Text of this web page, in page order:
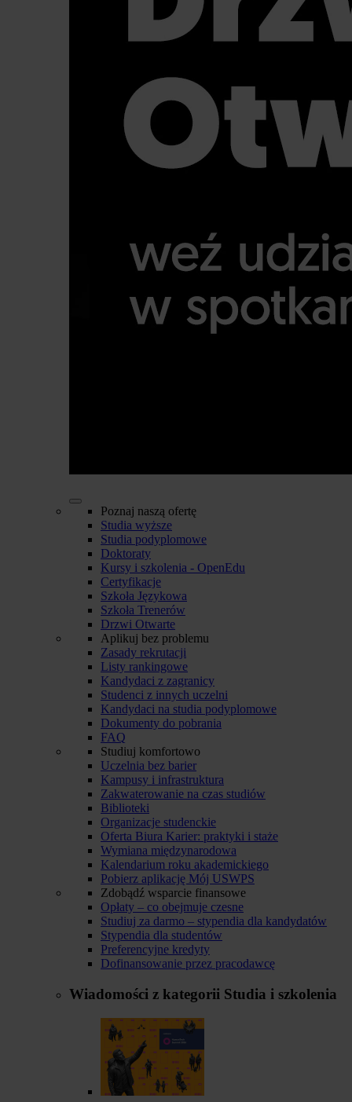
Poznaj naszą ofertę
Studia wyższe
Studia podyplomowe
Doktoraty
Kursy i szkolenia - OpenEdu
Certyfikacje
Szkoła Językowa
Szkoła Trenerów
Drzwi Otwarte
Aplikuj bez problemu
Zasady rekrutacji
Listy rankingowe
Kandydaci z zagranicy
Studenci z innych uczelni
Kandydaci na studia podyplomowe
Dokumenty do pobrania
FAQ
Studiuj komfortowo
Uczelnia bez barier
Kampusy i infrastruktura
Zakwaterowanie na czas studiów
Biblioteki
Organizacje studenckie
Oferta Biura Karier: praktyki i staże
Wymiana międzynarodowa
Kalendarium roku akademickiego
Pobierz aplikację Mój USWPS
Zdobądź wsparcie finansowe
Opłaty – co obejmuje czesne
Studiuj za darmo – stypendia dla kandydatów
Stypendia dla studentów
Preferencyjne kredyty
Dofinansowanie przez pracodawcę
Wiadomości z kategorii Studia i szkolenia